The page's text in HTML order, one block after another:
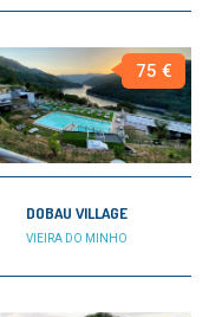
75 €
DOBAU VILLAGE
VIEIRA DO MINHO